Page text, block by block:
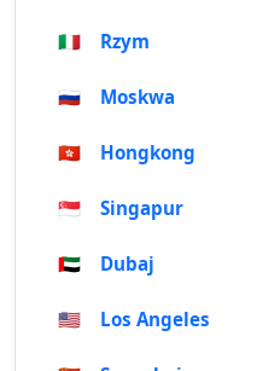
🇮🇹 Rzym
🇷🇺 Moskwa
🇭🇰 Hongkong
🇸🇬 Singapur
🇦🇪 Dubaj
🇺🇸 Los Angeles